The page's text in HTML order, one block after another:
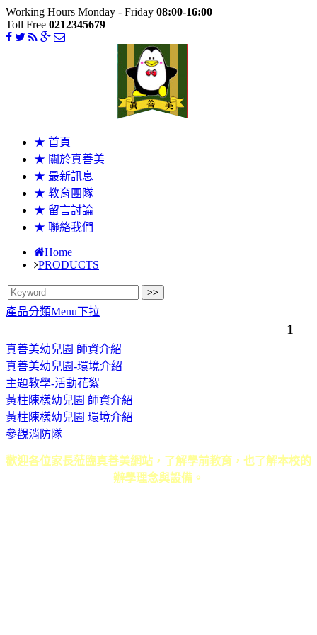
Working Hours Monday - Friday 08:00-16:00
Toll Free 0212345679
★ 首頁
★ 關於真善美
★ 最新訊息
★ 教育團隊
★ 留言討論
★ 聯絡我們
Home
PRODUCTS
產品分類Menu下拉
1
真善美幼兒園 師資介紹
真善美幼兒園-環境介紹
主題教學-活動花絮
黃柱陳樣幼兒園 師資介紹
黃柱陳樣幼兒園 環境介紹
參觀消防隊
歡迎各位家長蒞臨真善美網站，了解學前教育，也了解本校的
辦學理念與設備。